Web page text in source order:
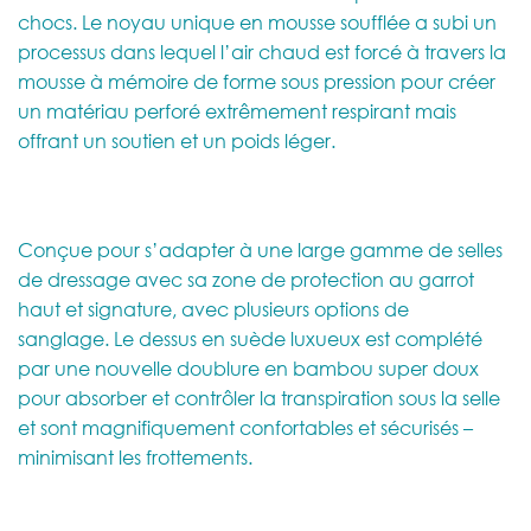
chocs. Le noyau unique en mousse soufflée a subi un
processus dans lequel l’air chaud est forcé à travers la
mousse à mémoire de forme sous pression pour créer
un matériau perforé extrêmement respirant mais
offrant un soutien et un poids léger.
Conçue pour s’adapter à une large gamme de selles
de dressage avec sa zone de protection au garrot
haut et signature, avec plusieurs options de
sanglage. Le dessus en suède luxueux est complété
par une nouvelle doublure en bambou super doux
pour absorber et contrôler la transpiration sous la selle
et sont magnifiquement confortables et sécurisés –
minimisant les frottements.